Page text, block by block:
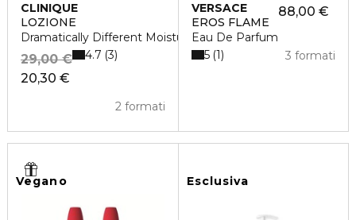
CLINIQUE
LOZIONE
Dramatically Different Moisturizing Lotion +
20,30 €
29,00 €
2 formati
4.7 3
VERSACE
EROS FLAME
Eau De Parfum
88,00 €
3 formati
5 1
Vegano Esclusiva